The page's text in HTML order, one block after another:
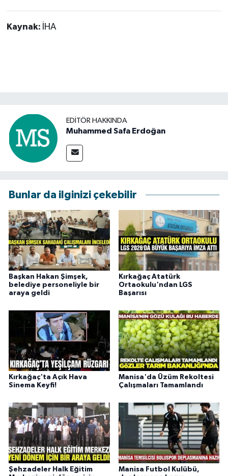
Kaynak: İHA
EDITÖR HAKKINDA
Muhammed Safa Erdoğan
Bunlar da ilginizi çekebilir
Başkan Hakan Şimşek,
belediye personeliyle bir
araya geldi
Kırkağaç Atatürk
Ortaokulu'ndan LGS
Başarısı
Kırkağaç'ta Açık Hava
Sinema Keyfi!
Manisa'da Üzüm Rekoltesi
Çalışmaları Tamamlandı
Şehzadeler Halk Eğitim
Manisa Futbol Kulübü,